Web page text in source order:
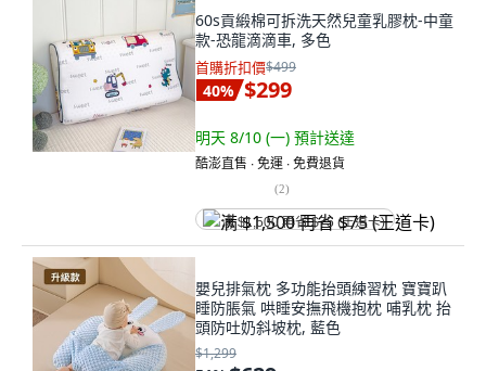
60s貢緞棉可拆洗天然兒童乳膠枕-中童
款-恐龍滴滴車, 多色
首購折扣價$499
40% $299
明天 8/10 (一) 預計送達
酷澎直售 ∙ 免運 ∙ 免費退貨
(2)
满 $1,500 再省 $75 (王道卡)
嬰兒排氣枕 多功能抬頭練習枕 寶寶趴
睡防脹氣 哄睡安撫飛機抱枕 哺乳枕 抬
頭防吐奶斜坡枕, 藍色
$1,299